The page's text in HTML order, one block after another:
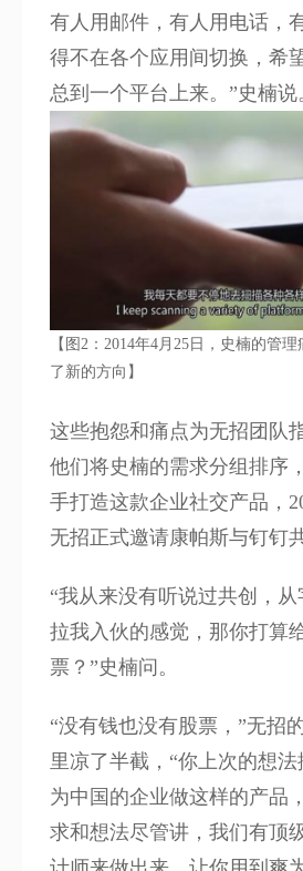
有人用邮件，有人用电话，
得不在各个应用间切换，希
总到一个平台上来。”史楠说
【图2：2014年4月25日，史楠的管
了新的方向】
这些抱怨和痛点为无招团队
他们将史楠的需求分组排序
手打造这款企业社交产品，
无招正式邀请康帕斯与钉钉
“我从来没有听说过共创，
拉我入伙的感觉，那你打算
票？”史楠问。
“没有钱也没有股票，”无招
里凉了半截，“你上次的想
为中国的企业做这样的产品
求和想法尽管讲，我们有顶